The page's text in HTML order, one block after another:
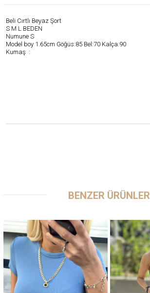
Beli Cırtlı Beyaz Şort
S M L BEDEN
Numune S
Model boy 1.65cm Göğüs:85 Bel:70 Kalça:90
Kumaş :
BENZER ÜRÜNLER